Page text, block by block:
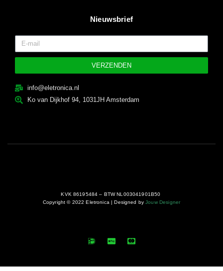
Nieuwsbrief
VERZENDEN
info@eletronica.nl
Ko van Dijkhof 94, 1031JH Amsterdam
KVK 86195484 – BTW NL003041901B50
Copyright © 2022 Eletronica | Designed byJouw Designer